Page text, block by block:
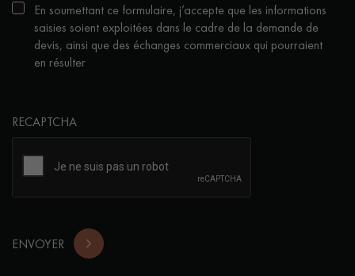
En soumettant ce formulaire, j’accepte que les informations
saisies soient exploitées dans le cadre de la demande de
devis, ainsi que des échanges commerciaux qui pourraient
en résulter
RECAPTCHA
ENVOYER